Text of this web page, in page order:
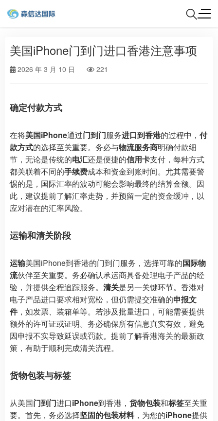
美国iPhone门到门进口香港注意事项
2026 年 3 月 10 日 221
确定付款方式
在将美国iPhone通过门到门服务进口到香港的过程中， 付
款方式的选择至关重要。务必与物流服务商明确付款细
节，无论是传统的电汇还是便捷的信用卡支付，每种方式
都关联着不同的手续费成本和资金到账时间。尤其需要警
惕的是，国际汇率的波动可能会影响最终的结算金额。因
此，建议提前了解汇率走势，并预留一定的资金缓冲，以
应对潜在的汇率风险。
运输和清关阶段
运输美国iPhone到香港的门到门服务，选择可靠的国际物
流伙伴至关重要。务必确认承运商具备处理电子产品的经
验，并提供全程追踪服务。 清关是另一关键环节。香港对
电子产品进口要求相对宽松，但仍需提交准确的申报文
件，如发票、装箱单等。若涉及批量进口，可能需要提供
额外的许可证或证明。务必确保所有信息真实有效，避免
因申报不实导致延误或罚款。提前了解香港海关的最新政
策，有助于顺利完成清关流程。
货物包装与标签
从美国门到门进口iPhone到香港， 货物包装和标签至关重
要。首先，务必选择坚固的包装材料，为您的iPhone提供